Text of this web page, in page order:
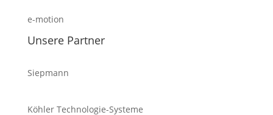
e-motion
Unsere Partner
Siepmann
Köhler Technologie-Systeme